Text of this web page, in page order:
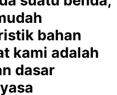
bahan
kami adalah
dasar